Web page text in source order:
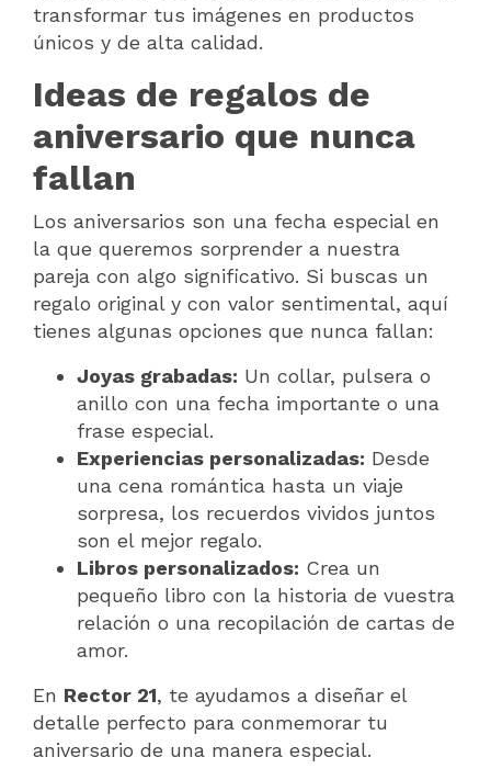
transformar tus imágenes en productos
únicos y de alta calidad.
Ideas de regalos de
aniversario que nunca
fallan
Los aniversarios son una fecha especial en
la que queremos sorprender a nuestra
pareja con algo significativo. Si buscas un
regalo original y con valor sentimental, aquí
tienes algunas opciones que nunca fallan:
Joyas grabadas: Un collar, pulsera o
anillo con una fecha importante o una
frase especial.
Experiencias personalizadas: Desde
una cena romántica hasta un viaje
sorpresa, los recuerdos vividos juntos
son el mejor regalo.
Libros personalizados: Crea un
pequeño libro con la historia de vuestra
relación o una recopilación de cartas de
amor.
En Rector 21, te ayudamos a diseñar el
detalle perfecto para conmemorar tu
aniversario de una manera especial.